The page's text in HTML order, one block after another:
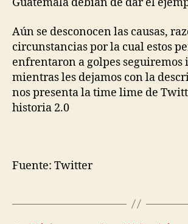
Aún se desconocen las causas,
circunstancias por la cual estos
enfrentaron a golpes seguiremos
mientras les dejamos con la
nos presenta la time lime de
historia 2.0
Fuente: Twitter